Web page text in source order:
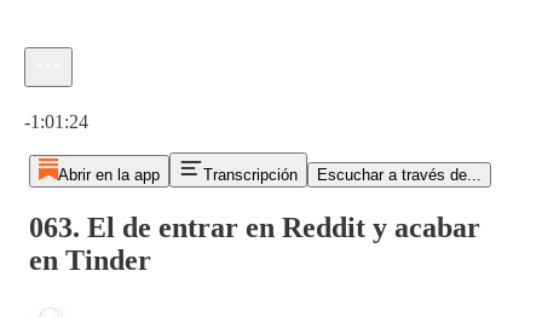
-1:01:24
Abrir en la app Transcripción Escuchar a través de...
063. El de entrar en Reddit y acabar
en Tinder